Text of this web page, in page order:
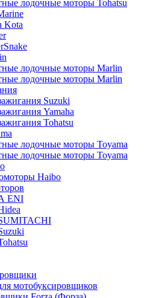
лодочные моторы Tohatsu
Kota
лодочные моторы Marlin
лодочные моторы Marlin
Suzuki
Yamaha
Tohatsu
лодочные моторы Toyama
лодочные моторы Toyama
Haibo
ENI
мотобуксировщиков